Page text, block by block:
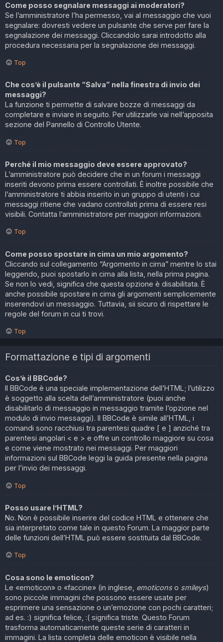
Come posso segnalare messaggi ai moderatori?
Se l’amministratore l’ha permesso, vai al messaggio che vuoi
segnalare: dovresti vedere un pulsante che serve per fare la
segnalazione dei messaggi. Cliccandolo sarai introdotto alla
procedura necessaria per la segnalazione dei messaggi.
Top
Che cos’è il pulsante “Salva” nella finestra di invio dei
messaggi?
La funzione ti permette di salvare bozze di messaggi da
completare e inviare in seguito. Per utilizzarle vai nell’apposita
sezione del Pannello di Controllo Utente.
Top
Perché il mio messaggio deve essere approvato?
L’amministratore può decidere che in un forum i messaggi
inseriti devono prima essere controllati. È inoltre possibile che
l’amministratore ti abbia inserito in un gruppo di utenti i cui
messaggi ritiene che vadano controllati prima di essere resi
visibili. Contatta l’amministratore per maggiori informazioni.
Top
Come posso spostare in cima un mio argomento?
Cliccando sul collegamento “Argomento in cima” mentre lo stai
leggendo, puoi spostarlo in cima alla lista, nella prima pagina.
Se non lo vedi, significa che questa opzione è disabilitata. È
anche possibile spostare in cima gli argomenti semplicemente
inserendovi un messaggio. Tuttavia, sii sicuro di rispettare le
regole del forum in cui ti trovi.
Top
Formattazione e tipi di argomenti
Cos’è il BBCode?
Il BBCode è una speciale implementazione dell’HTML; l’utilizzo
è soggetto alla scelta dell’amministratore (puoi anche
disabilitarlo di messaggio in messaggio tramite l’opzione nel
modulo di invio messaggi). Il BBCode è simile all’HTML, i
comandi sono racchiusi tra parentesi quadre [ e ] anziché tra
parentesi angolari < e > e offre un controllo maggiore su cosa
e come viene mostrato nei messaggi. Per maggiori
informazioni sul BBCode leggi la guida presente nella pagina
per l’invio dei messaggi.
Top
Posso usare l’HTML?
No. Non è possibile inserire del codice HTML e ottenere che
sia interpretato come tale in questo Forum. La maggior parte
delle funzioni dell’HTML può essere sostituita dal BBCode.
Top
Cosa sono le emoticon?
Le «emoticon» o «faccine» (in inglese, emoticons o smileys)
sono piccole immagini che possono essere usate per
esprimere una sensazione o un’emozione con pochi caratteri;
ad es. :) significa felice, :( significa triste. Questo Forum
trasforma automaticamente queste serie di caratteri in
immagini. La lista completa delle emoticon è visibile nella